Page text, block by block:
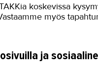
koskevissa
myös
ja